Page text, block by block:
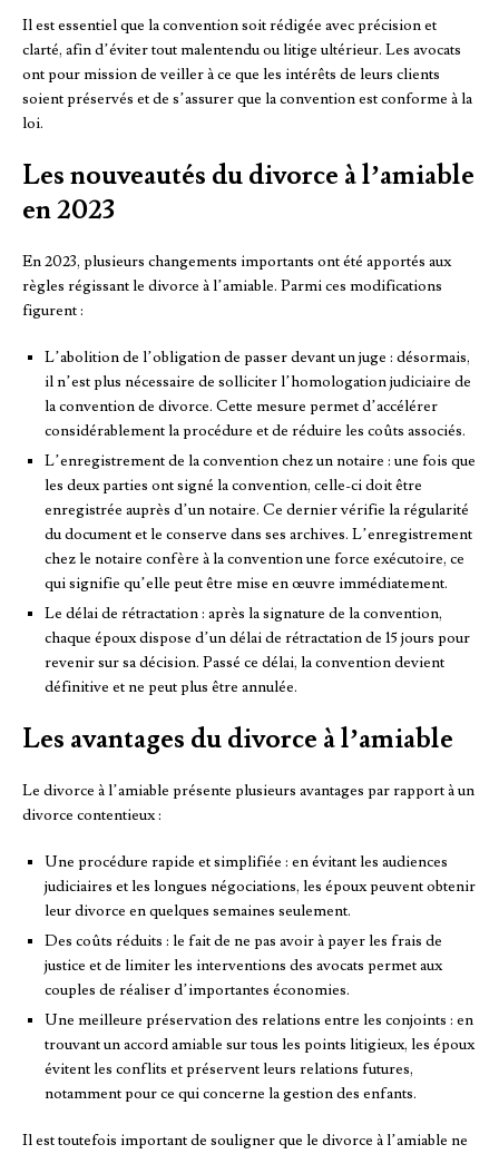
Il est essentiel que la convention soit rédigée avec précision et
clarté, afin d’éviter tout malentendu ou litige ultérieur. Les avocats
ont pour mission de veiller à ce que les intérêts de leurs clients
soient préservés et de s’assurer que la convention est conforme à la
loi.
Les nouveautés du divorce à l’amiable
en 2023
En 2023, plusieurs changements importants ont été apportés aux
règles régissant le divorce à l’amiable. Parmi ces modifications
figurent :
L’abolition de l’obligation de passer devant un juge : désormais,
il n’est plus nécessaire de solliciter l’homologation judiciaire de
la convention de divorce. Cette mesure permet d’accélérer
considérablement la procédure et de réduire les coûts associés.
L’enregistrement de la convention chez un notaire : une fois que
les deux parties ont signé la convention, celle-ci doit être
enregistrée auprès d’un notaire. Ce dernier vérifie la régularité
du document et le conserve dans ses archives. L’enregistrement
chez le notaire confère à la convention une force exécutoire, ce
qui signifie qu’elle peut être mise en œuvre immédiatement.
Le délai de rétractation : après la signature de la convention,
chaque époux dispose d’un délai de rétractation de 15 jours pour
revenir sur sa décision. Passé ce délai, la convention devient
définitive et ne peut plus être annulée.
Les avantages du divorce à l’amiable
Le divorce à l’amiable présente plusieurs avantages par rapport à un
divorce contentieux :
Une procédure rapide et simplifiée : en évitant les audiences
judiciaires et les longues négociations, les époux peuvent obtenir
leur divorce en quelques semaines seulement.
Des coûts réduits : le fait de ne pas avoir à payer les frais de
justice et de limiter les interventions des avocats permet aux
couples de réaliser d’importantes économies.
Une meilleure préservation des relations entre les conjoints : en
trouvant un accord amiable sur tous les points litigieux, les époux
évitent les conflits et préservent leurs relations futures,
notamment pour ce qui concerne la gestion des enfants.
Il est toutefois important de souligner que le divorce à l’amiable ne